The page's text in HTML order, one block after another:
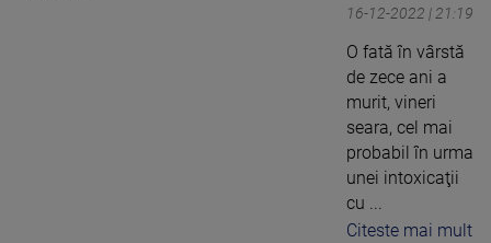
16-12-2022 | 21:19
O fată în vârstă
de zece ani a
murit, vineri
seara, cel mai
probabil în urma
unei intoxicaţii
cu ...
Citeste mai mult